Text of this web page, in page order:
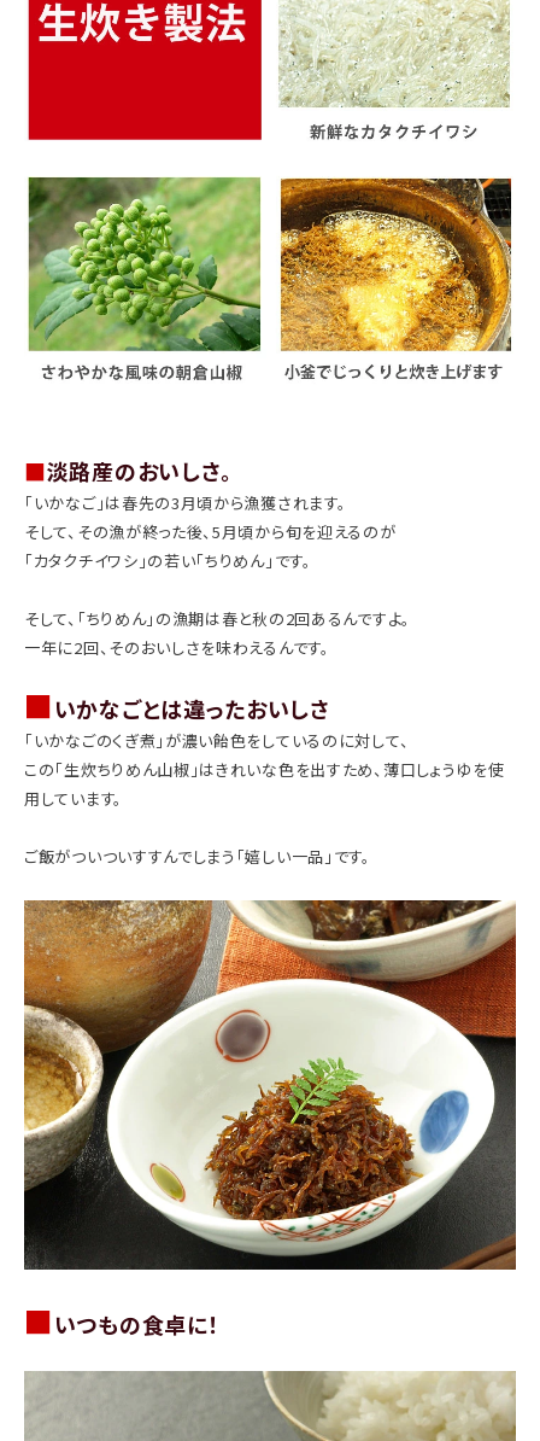
■淡路産のおいしさ。
「いかなご」は春先の3月頃から漁獲されます。
そして、その漁が終った後、5月頃から旬を迎えるのが
「カタクチイワシ」の若い「ちりめん」です。
そして、「ちりめん」の漁期は春と秋の2回あるんですよ。
一年に2回、そのおいしさを味わえるんです。
■いかなごとは違ったおいしさ
「いかなごのくぎ煮」が濃い飴色をしているのに対して、
この「生炊ちりめん山椒」はきれいな色を出すため、薄口しょうゆを使
用しています。
ご飯がついついすすんでしまう「嬉しい一品」です。
■いつもの食卓に！